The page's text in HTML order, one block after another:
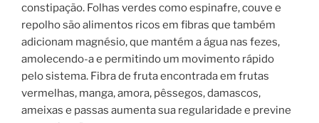
constipação. Folhas verdes como espinafre, couve e
repolho são alimentos ricos em fibras que também
adicionam magnésio, que mantém a água nas fezes,
amolecendo-a e permitindo um movimento rápido
pelo sistema. Fibra de fruta encontrada em frutas
vermelhas, manga, amora, pêssegos, damascos,
ameixas e passas aumenta sua regularidade e previne